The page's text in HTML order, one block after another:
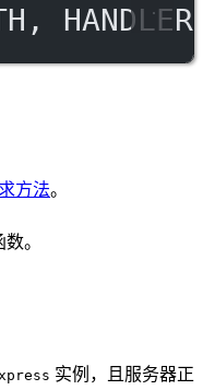
, HANDLER
方法。
。
实例，且服务器正